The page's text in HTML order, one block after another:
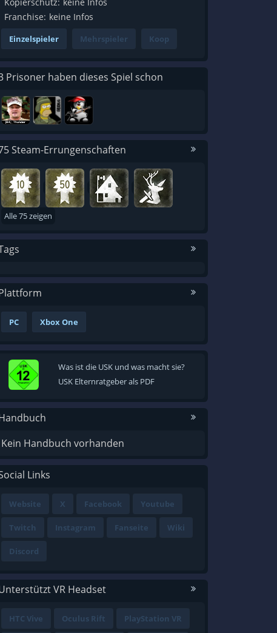
Kopierschutz: keine Infos
Franchise: keine Infos
Einzelspieler Mehrspieler Koop
Prisoner haben dieses Spiel schon
Steam-Errungenschaften
Alle 75 zeigen
PC Xbox One
Was ist die USK und was macht sie?
USK Elternratgeber als PDF
Kein Handbuch vorhanden
Links
Website X Facebook Youtube
Twitch Instagram Fanseite Wiki
Discord
VR Headset
HTC Vive Oculus Rift PlayStation VR